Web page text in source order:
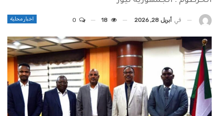
اخبار محلية في أبريل 28, 2026 18